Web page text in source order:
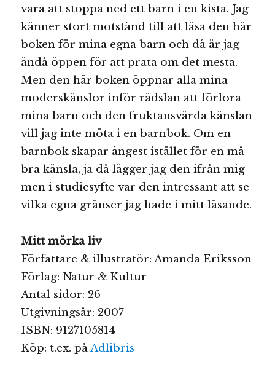
vara att stoppa ned ett barn i en kista. Jag
känner stort motstånd till att läsa den här
boken för mina egna barn och då är jag
ändå öppen för att prata om det mesta.
Men den här boken öppnar alla mina
moderskänslor inför rädslan att förlora
mina barn och den fruktansvärda känslan
vill jag inte möta i en barnbok. Om en
barnbok skapar ångest istället för en må
bra känsla, ja då lägger jag den ifrån mig
men i studiesyfte var den intressant att se
vilka egna gränser jag hade i mitt läsande.
Mitt mörka liv
Författare & illustratör: Amanda Eriksson
Förlag: Natur & Kultur
Antal sidor: 26
Utgivningsår: 2007
ISBN: 9127105814
Köp: t.ex. påAdlibris